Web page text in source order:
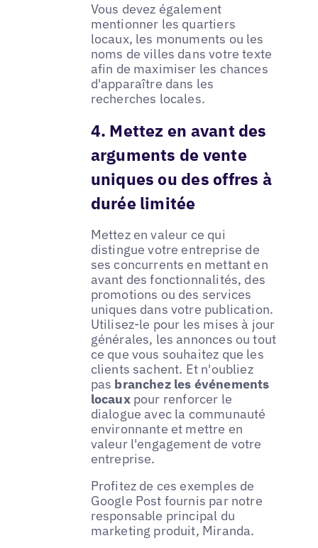
Vous devez également
mentionner les quartiers
locaux, les monuments ou les
noms de villes dans votre texte
afin de maximiser les chances
d'apparaître dans les
recherches locales.
4. Mettez en avant des
arguments de vente
uniques ou des offres à
durée limitée
Mettez en valeur ce qui
distingue votre entreprise de
ses concurrents en mettant en
avant des fonctionnalités, des
promotions ou des services
uniques dans votre publication.
Utilisez-le pour les mises à jour
générales, les annonces ou tout
ce que vous souhaitez que les
clients sachent. Et n'oubliez
pas branchez les événements
locauxpour renforcer le
dialogue avec la communauté
environnante et mettre en
valeur l'engagement de votre
entreprise.
Profitez de ces exemples de
Google Post fournis par notre
responsable principal du
marketing produit, Miranda.